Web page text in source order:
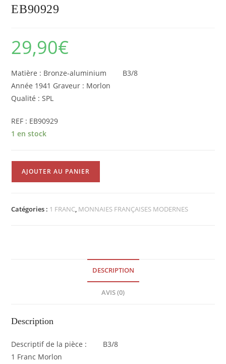
EB90929
29,90€
Matière : Bronze-aluminium B3/8
Année 1941 Graveur : Morlon
Qualité : SPL
REF : EB90929
1 en stock
AJOUTER AU PANIER
Catégories : 1 FRANC, MONNAIES FRANÇAISES MODERNES
DESCRIPTION
AVIS (0)
Description
Descriptif de la pièce : B3/8
1 Franc Morlon